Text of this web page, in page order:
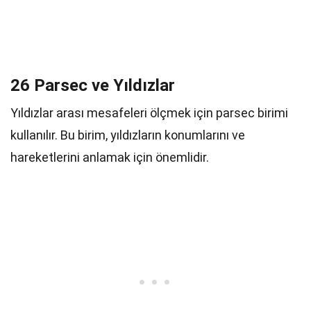
26 Parsec ve Yıldızlar
Yıldızlar arası mesafeleri ölçmek için parsec birimi
kullanılır. Bu birim, yıldızların konumlarını ve
hareketlerini anlamak için önemlidir.